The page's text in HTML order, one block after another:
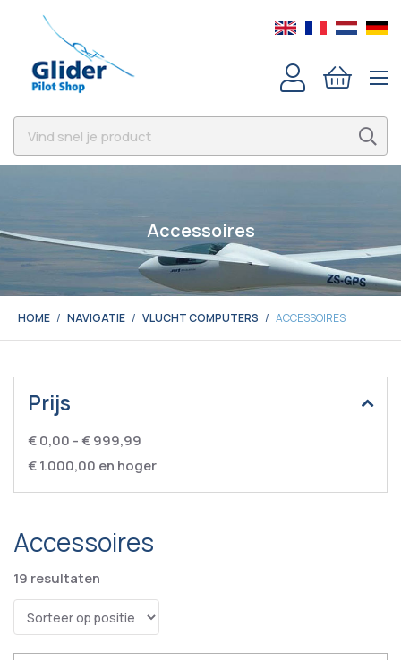
Accessoires
HOME NAVIGATIE VLUCHT COMPUTERS ACCESSOIRES
Accessoires
19 resultaten
Prijs
€ 0,00 -€ 999,99
€ 1.000,00 en hoger